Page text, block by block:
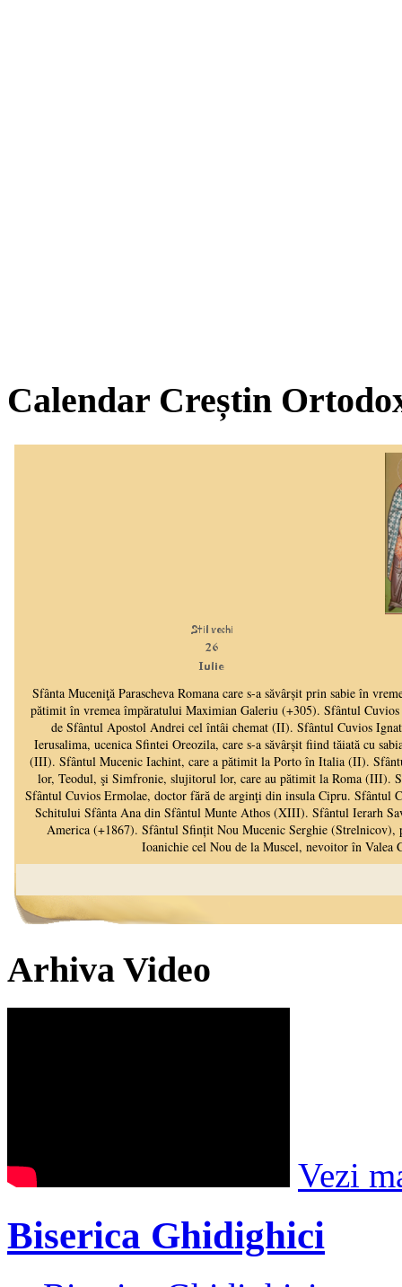
Calendar Creștin
Arhiva Video
Vezi
Biserica Ghidighici